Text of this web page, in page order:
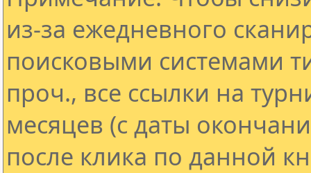
из-за ежедневного
поисковыми системами
проч., все ссылки на
месяцев (с даты
после клика по данной